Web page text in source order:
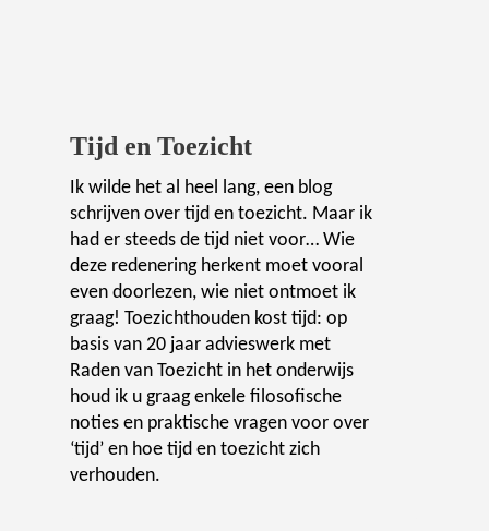
Tijd en Toezicht
Ik wilde het al heel lang, een blog
schrijven over tijd en toezicht. Maar ik
had er steeds de tijd niet voor… Wie
deze redenering herkent moet vooral
even doorlezen, wie niet ontmoet ik
graag! Toezichthouden kost tijd: op
basis van 20 jaar advieswerk met
Raden van Toezicht in het onderwijs
houd ik u graag enkele filosofische
noties en praktische vragen voor over
‘tijd’ en hoe tijd en toezicht zich
verhouden.